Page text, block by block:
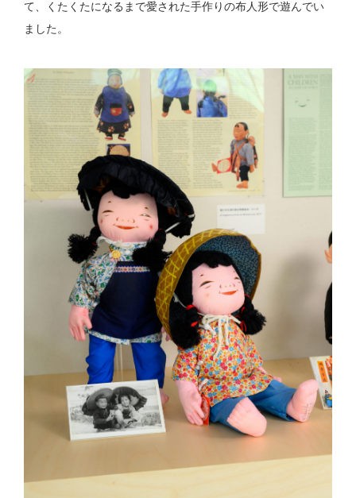
て、くたくたになるまで愛された手作りの布人形で遊んでい
ました。